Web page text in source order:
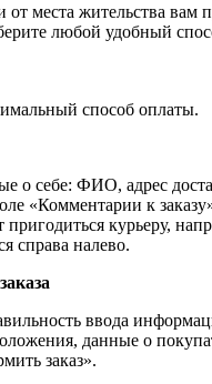
от места жительства вам
любой удобный
способ оплаты.
о себе: ФИО, адрес
«Комментарии к
пригодиться курьеру,
справа налево.
ввода
данные о
заказ».